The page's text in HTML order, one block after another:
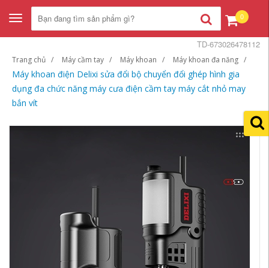
Toggle
navigation
0
Trang chủ Máy cầm tay Máy khoan Máy khoan đa năng
Máy khoan điện Delixi sửa đổi bộ chuyển đổi ghép hình gia
dụng đa chức năng máy cưa điện cầm tay máy cắt nhỏ may
bắn vít
TD-673026478112